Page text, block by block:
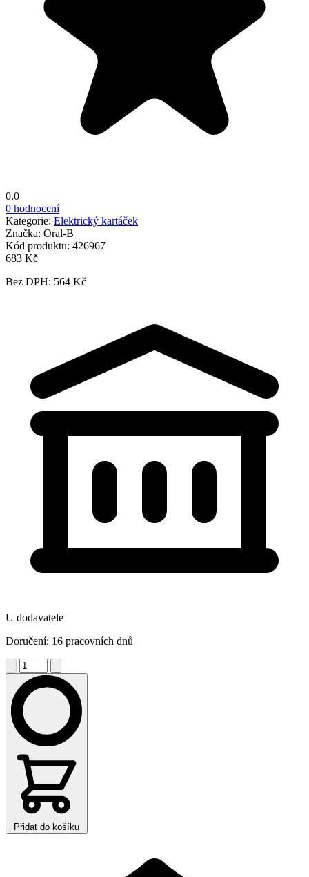
0.0
0 hodnocení
Kategorie: Elektrický kartáček
Značka: Oral-B
Kód produktu: 426967
683 Kč
Bez DPH: 564 Kč
U dodavatele
Doručení: 16 pracovních dnů
Přidat do košíku